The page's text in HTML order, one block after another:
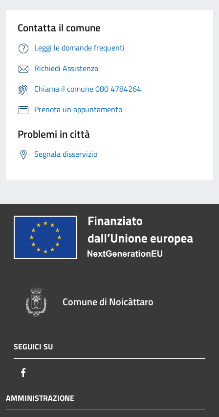
Contatta il comune
Leggi le domande frequenti
Richiedi Assistenza
Chiama il comune 080 4784264
Prenota un appuntamento
Problemi in città
Segnala disservizio
Comune di Noicàttaro
SEGUICI SU
AMMINISTRAZIONE